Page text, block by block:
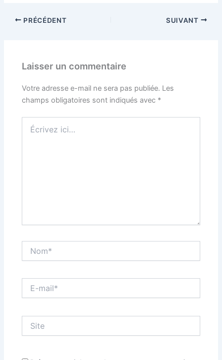
PRÉCÉDENT SUIVANT
Laisser un commentaire
Votre adresse e-mail ne sera pas publiée. Les
champs obligatoires sont indiqués avec *
ici…
mail*